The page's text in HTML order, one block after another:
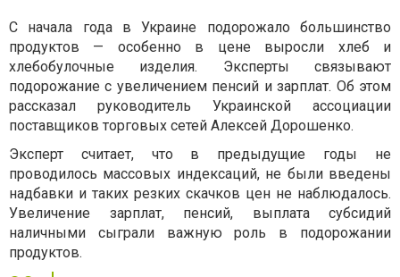
С начала года в Украине подорожало большинство
продуктов — особенно в цене выросли хлеб и
хлебобулочные изделия. Эксперты связывают
подорожание с увеличением пенсий и зарплат. Об этом
рассказал руководитель Украинской ассоциации
поставщиков торговых сетей Алексей Дорошенко.
Эксперт считает, что в предыдущие годы не
проводилось массовых индексаций, не были введены
надбавки и таких резких скачков цен не наблюдалось.
Увеличение зарплат, пенсий, выплата субсидий
наличными сыграли важную роль в подорожании
продуктов.